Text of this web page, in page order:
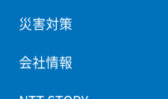
災害対策
会社情報